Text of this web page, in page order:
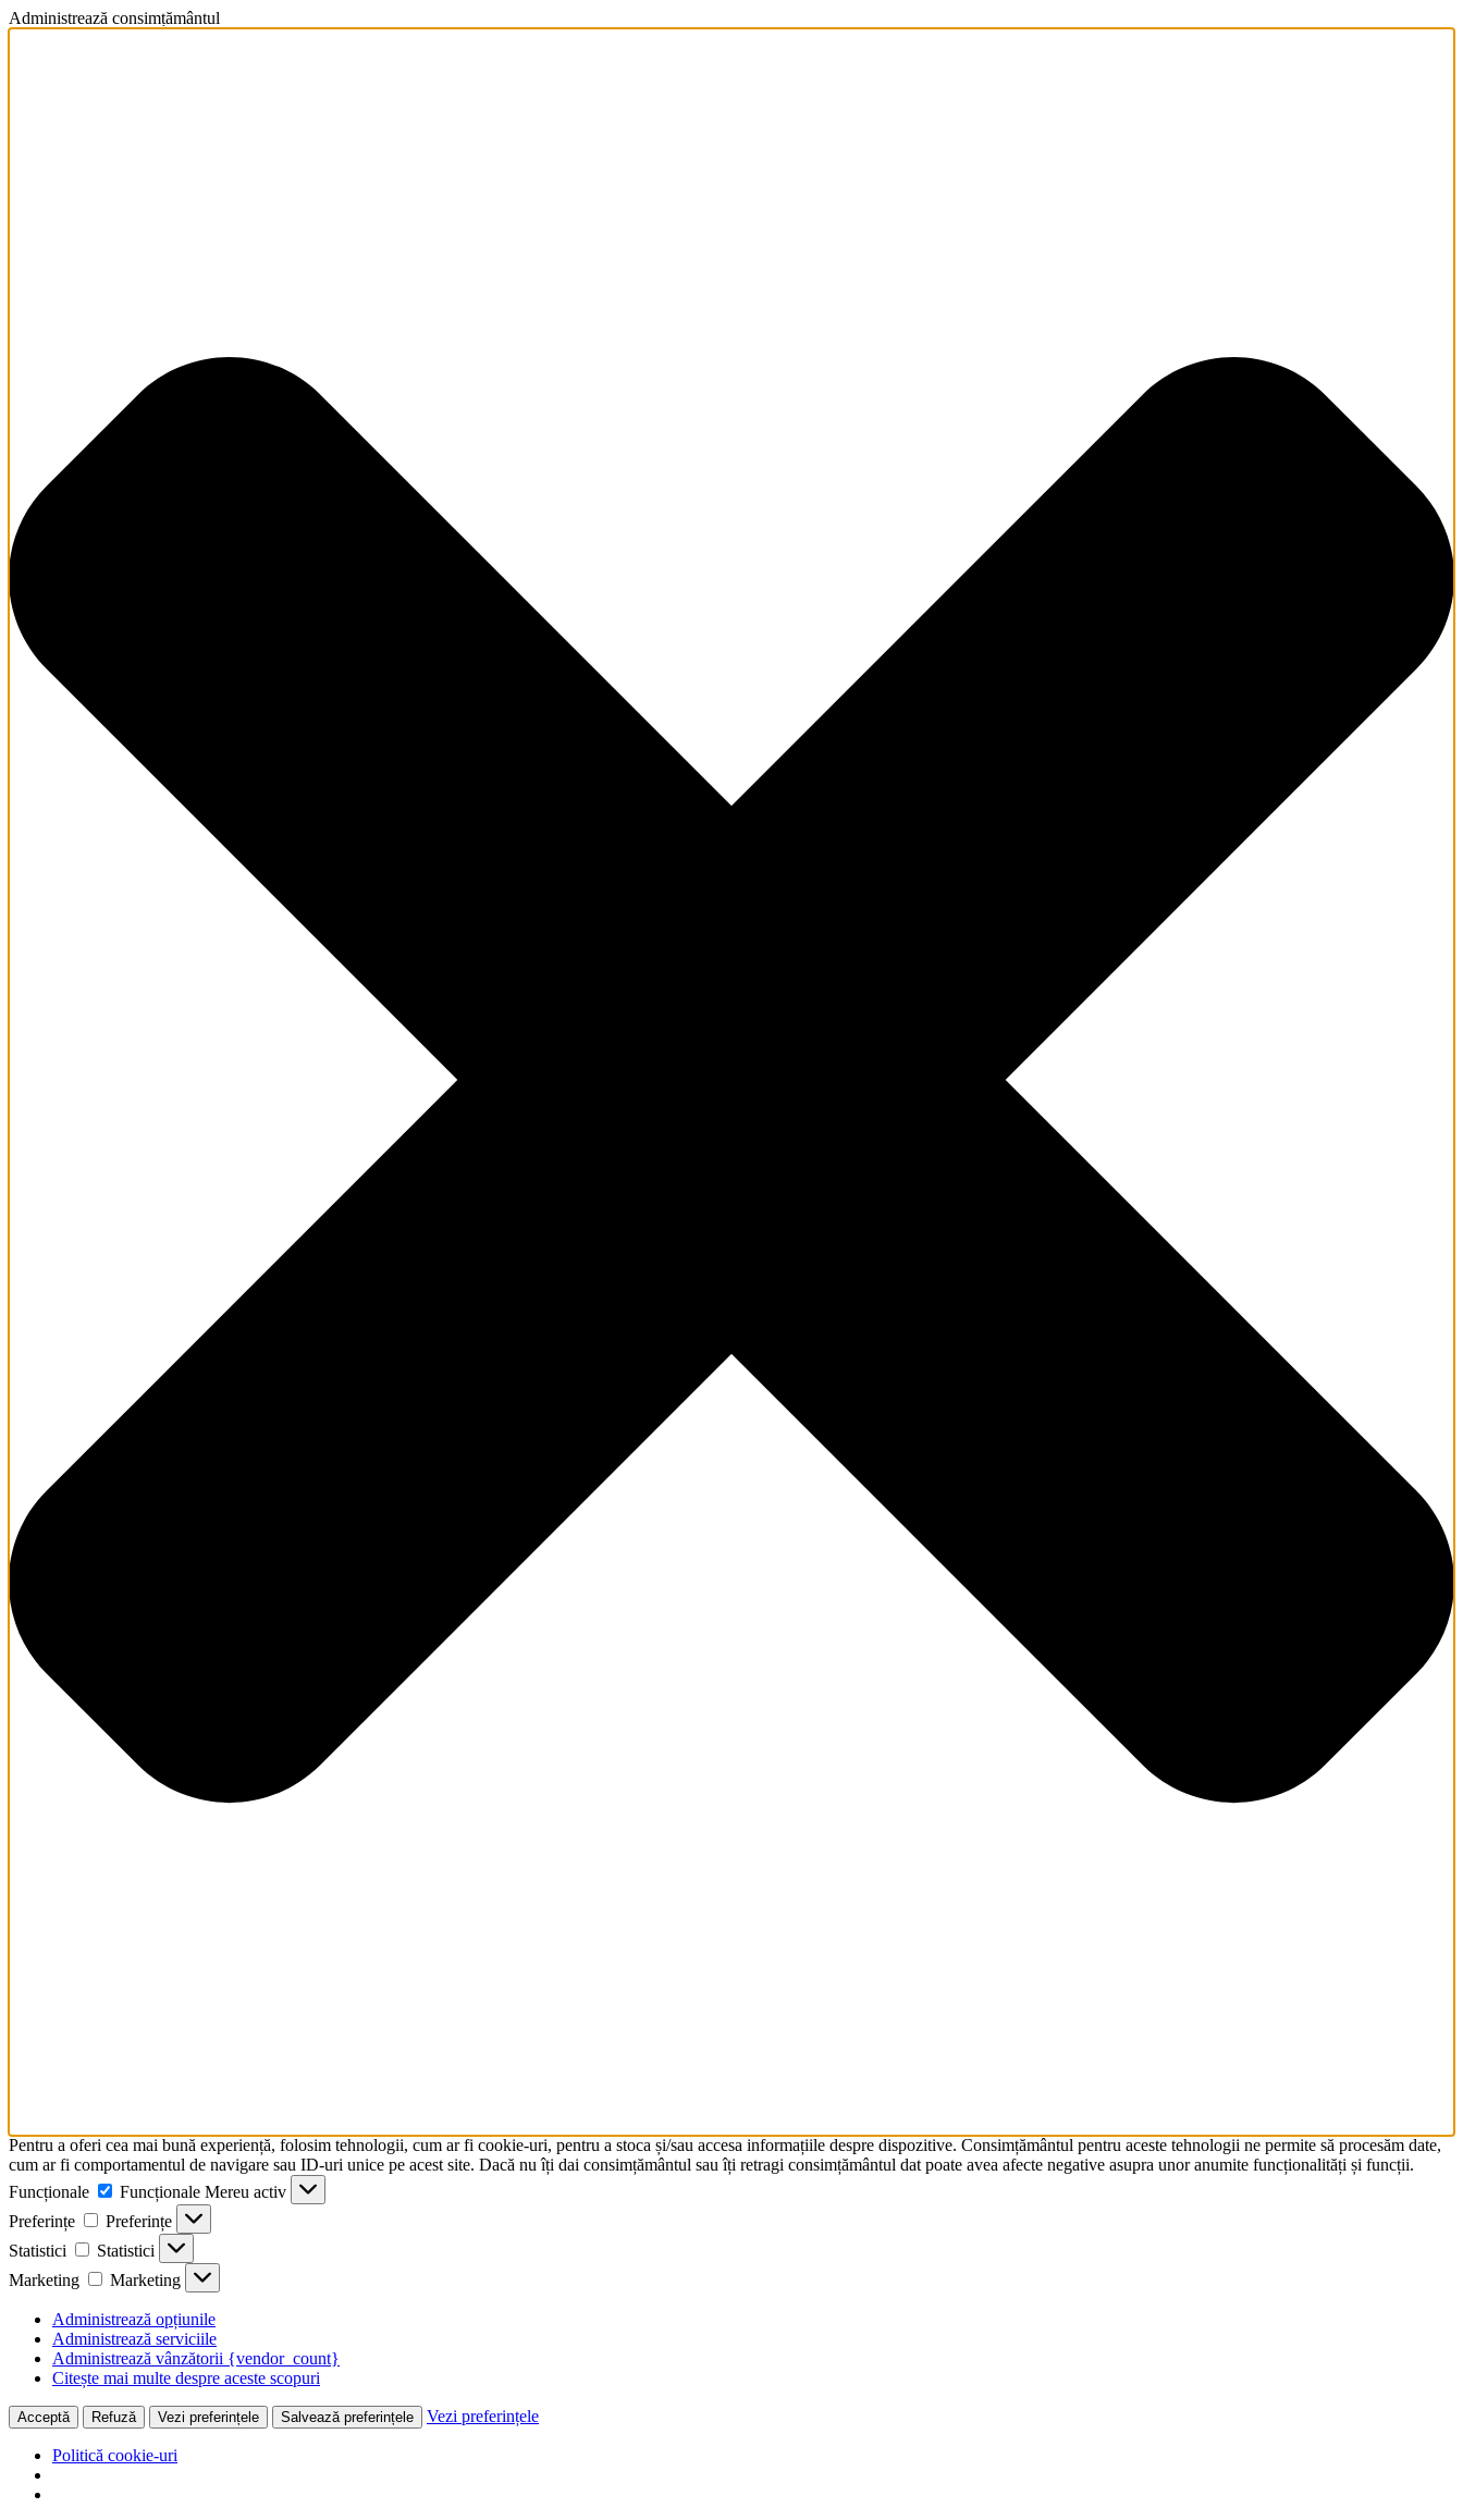
Administrează consimțământul
Pentru a oferi cea mai bună experiență, folosim tehnologii, cum ar fi cookie-uri, pentru a stoca și/sau accesa informațiile despre dispozitive. Consimțământul pentru aceste tehnologii ne permite să procesăm date,
cum ar fi comportamentul de navigare sau ID-uri unice pe acest site. Dacă nu îți dai consimțământul sau îți retragi consimțământul dat poate avea afecte negative asupra unor anumite funcționalități și funcții.
Funcționale
Funcționale Mereu activ
Preferințe
Preferințe
Statistici
Statistici
Marketing
Marketing
Administrează opțiunile
Administrează serviciile
Administrează vânzătorii {vendor_count}
Citește mai multe despre aceste scopuri
Acceptă Refuză Vezi preferințele Salvează preferințele Vezi preferințele
Politică cookie-uri